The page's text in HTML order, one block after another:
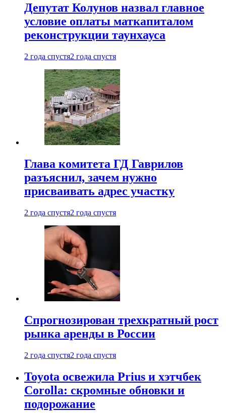
Депутат Колунов назвал главное
условие оплаты маткапиталом
реконструкции таунхауса
2 года спустя2 года спустя
Глава комитета ГД Гаврилов
разъяснил, зачем нужно
присваивать адрес участку
2 года спустя2 года спустя
Спрогнозирован трехкратный рост
рынка аренды в России
2 года спустя2 года спустя
Toyota освежила Prius и хэтчбек
Corolla: скромные обновки и
подорожание